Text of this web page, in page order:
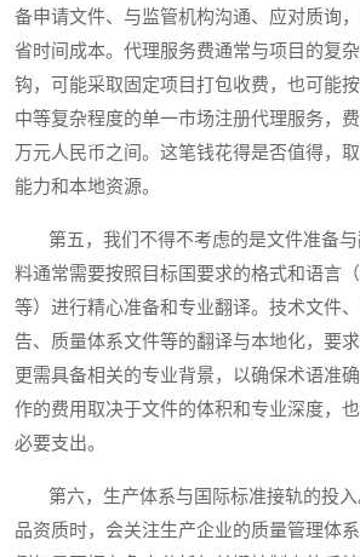
备申请文件、与监管机构沟通、应对质询
省时间成本。代理服务费通常与项目的复
钩，可能采取固定项目打包收费，也可能
中等复杂程度的单一市场注册代理服务，
万元人民币之间。这笔钱花得是否值得，
能力和本地资源。
第五，我们不得不考虑的是文件准备与
料通常需要按照目标国要求的格式和语言
等）进行精心准备和专业翻译。技术文件
告、质量体系文件等的翻译与本地化，要
更需具备相关的专业背景，以确保术语准
作的费用取决于文件的体积和专业深度，
必要支出。
第六，生产体系与国际标准接轨的投入
品资质时，会关注生产企业的质量管理体